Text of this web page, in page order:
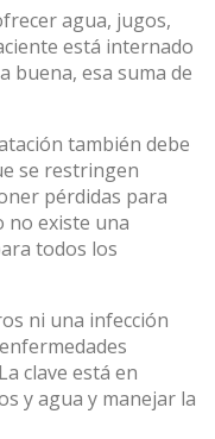
agua, jugos,
está internado
buena, esa suma de
también debe
se restringen
pérdidas para
no existe una
todos los
ni una infección
clave está en
y agua y manejar la